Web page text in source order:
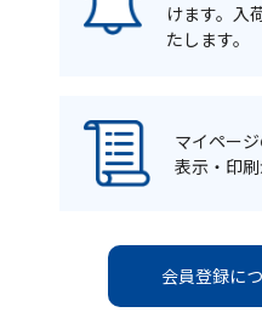
けます。入
たします。
マイペー
表示・印刷
会員登録に